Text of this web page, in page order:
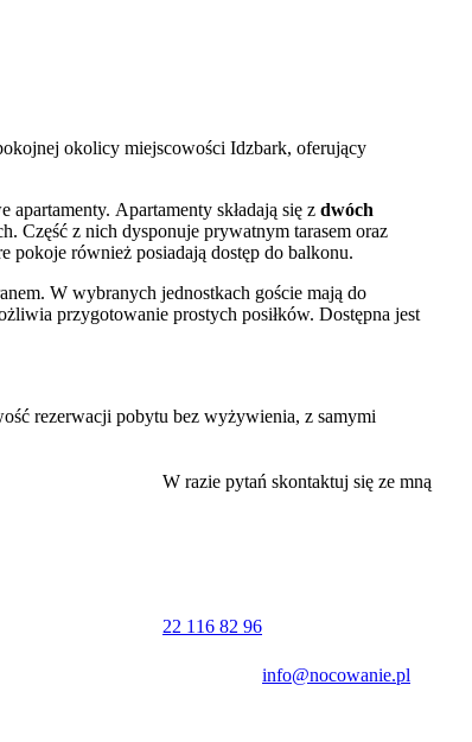
okolicy miejscowości Idzbark, oferujący
Apartamenty składają się z dwóch
Część z nich dysponuje prywatnym tarasem oraz
pokoje również posiadają dostęp do balkonu.
W wybranych jednostkach goście mają do
przygotowanie prostych posiłków. Dostępna jest
rezerwacji pobytu bez wyżywienia, z samymi
To miejsce dla osób poszukujących ciszy i
W razie pytań skontaktuj się ze mną
22 116 82 96
info@nocowanie.pl